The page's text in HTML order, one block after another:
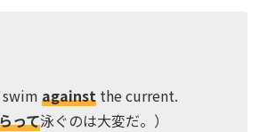
swim against the current.
って泳ぐのは大変だ。）